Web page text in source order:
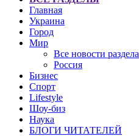
Главная
Украина
Город
Мир
Все новости раздела
Россия
Бизнес
Спорт
Lifestyle
Шоу-биз
Наука
БЛОГИ ЧИТАТЕЛЕЙ